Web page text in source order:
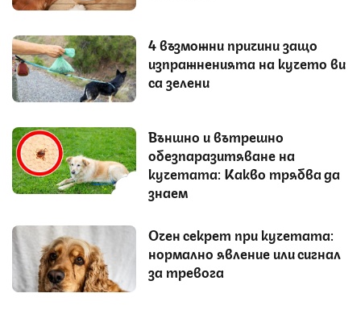
4 възможни причини защо
изпражненията на кучето ви
са зелени
Външно и вътрешно
обезпаразитяване на
кучетата: Какво трябва да
знаем
Очен секрет при кучетата:
нормално явление или сигнал
за тревога